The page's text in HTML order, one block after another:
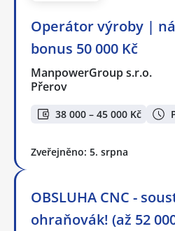
Operátor výroby |
bonus 50 000 Kč
ManpowerGroup s.r.o.
Přerov
38 000 – 45 000 Kč
Zveřejněno: 5. srpna
OBSLUHA CNC -
ohraňovák! (až 52